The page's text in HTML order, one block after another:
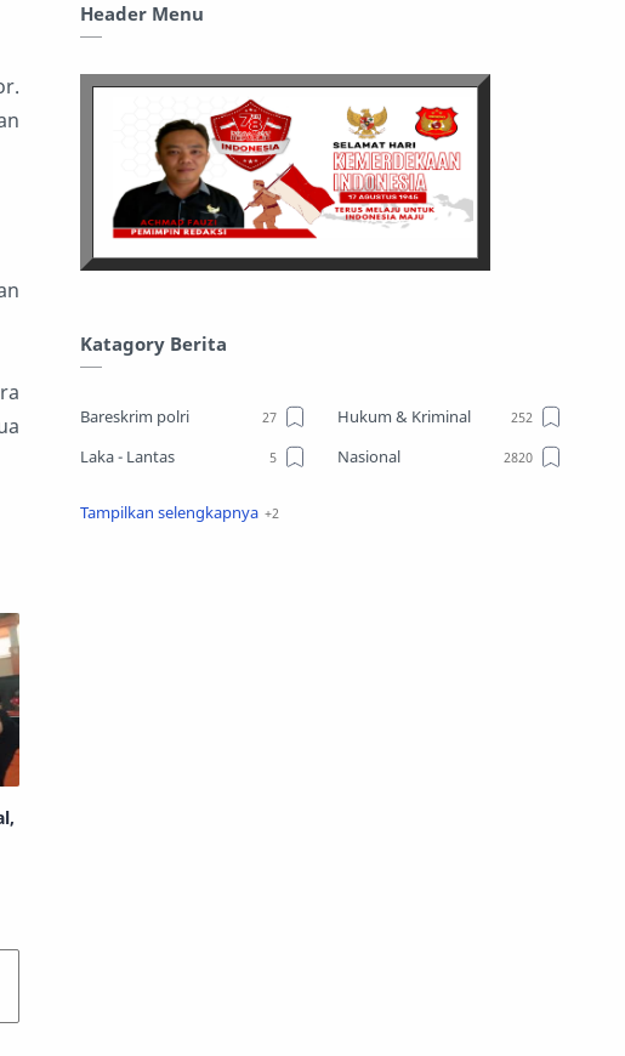
Header Menu
Katagory Berita
Bareskrim polri
Hukum & Kriminal
Laka - Lantas
Nasional